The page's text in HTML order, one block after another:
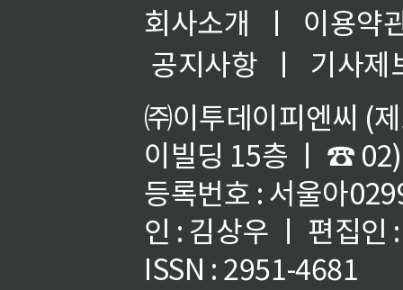
회사소개 ㅣ
이용약
공지사항
ㅣ
기사제
㈜이투데이피엔씨 (
이빌딩 15층 ㅣ ☎
등록번호 : 서울아
인 : 김상우 ㅣ 편집인
ISSN : 2951-4681